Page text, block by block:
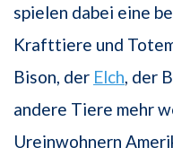
spielen dabei eine
Krafttiere und
Bison, der Elch , der
andere Tiere mehr
Ureinwohnern